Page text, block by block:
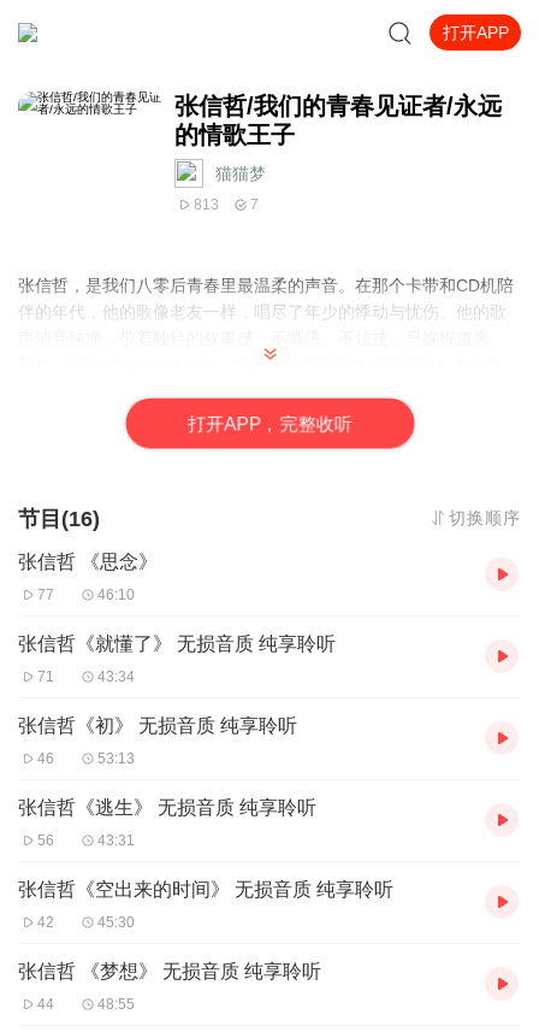
打开APP
张信哲/我们的青春见证者/永远
的情歌王子
猫猫梦
813 7
张信哲，是我们八零后青春里最温柔的声音。在那个卡带和CD机陪
伴的年代，他的歌像老友一样，唱尽了年少的悸动与忧伤。他的歌
那种“张氏情歌”的独特韵味，恰好抚慰了我们敏感又渴望长大的青
从《宽容》到《信仰》，从《白月光》到《就懂了》，他的歌一直
顾身的自己。
张信哲，永远是我们八零后共同的青春回忆。
打开APP，完整收听
节目(16) 切换顺序
张信哲 《思念》
77 46:10
张信哲《就懂了》 无损音质 纯享聆听
71 43:34
张信哲《初》 无损音质 纯享聆听
46 53:13
张信哲《逃生》 无损音质 纯享聆听
56 43:31
张信哲《空出来的时间》 无损音质 纯享聆听
42 45:30
张信哲 《梦想》 无损音质 纯享聆听
44 48:55